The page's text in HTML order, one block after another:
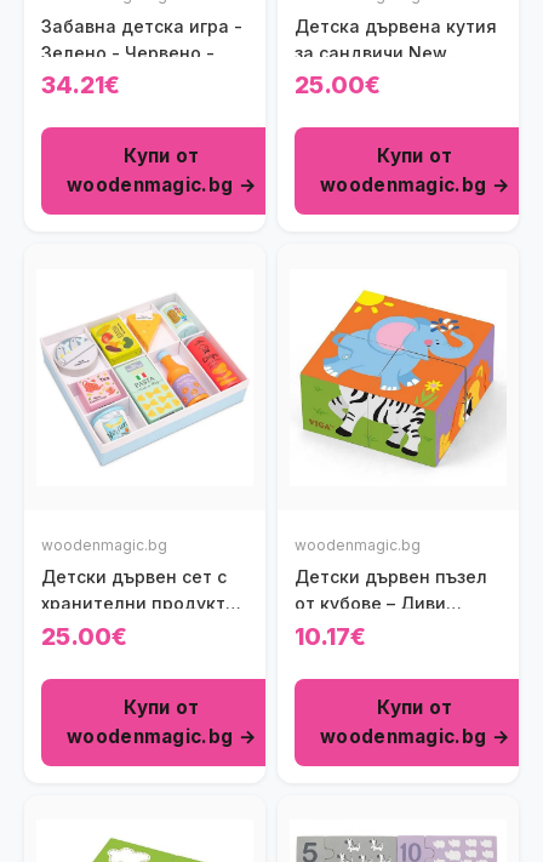
Забавна детска игра -
Зелено - Червено -
Стоп
34.21€
Купи от
woodenmagic.bg →
Детска дървена кутия
за сандвичи New
Classic Toys
25.00€
Купи от
woodenmagic.bg →
woodenmagic.bg
Детски дървен сет с
хранителни продукти
New Classic Toys
25.00€
Купи от
woodenmagic.bg →
woodenmagic.bg
Детски дървен пъзел
от кубове – Диви
животни Viga toys
10.17€
Купи от
woodenmagic.bg →